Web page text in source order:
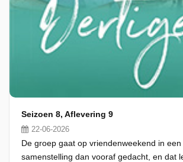
Seizoen 8, Aflevering 9
22-06-2026
De groep gaat op vriendenweekend in
samenstelling dan vooraf gedacht, en dat